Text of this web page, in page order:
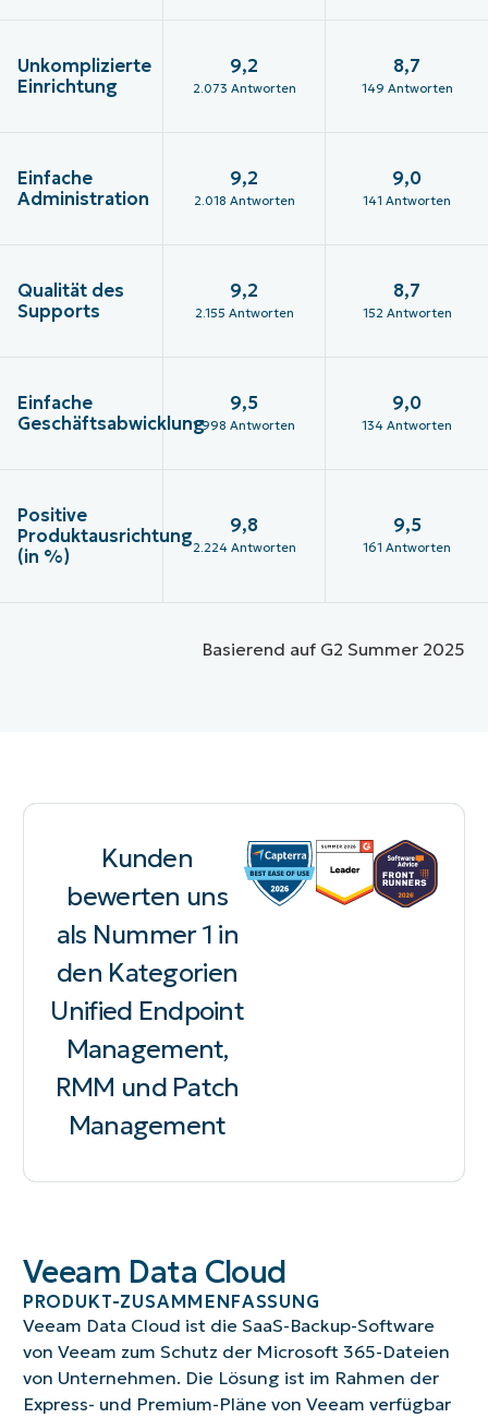
Unkomplizierte
Einrichtung
9,2
2.073 Antworten
8,7
149 Antworten
Einfache
Administration
9,2
2.018 Antworten
9,0
141 Antworten
Qualität des
Supports
9,2
2.155 Antworten
8,7
152 Antworten
Einfache
Geschäftsabwicklung
9,5
1.998 Antworten
9,0
134 Antworten
Positive
Produktausrichtung
(in %)
9,8
2.224 Antworten
9,5
161 Antworten
Basierend auf G2 Summer 2025
Kunden
bewerten uns
als Nummer 1 in
den Kategorien
Unified Endpoint
Management,
RMM und Patch
Management
Veeam Data Cloud
PRODUKT-ZUSAMMENFASSUNG
Veeam Data Cloud ist die SaaS-Backup-Software
von Veeam zum Schutz der Microsoft 365-Dateien
von Unternehmen. Die Lösung ist im Rahmen der
Express- und Premium-Pläne von Veeam verfügbar